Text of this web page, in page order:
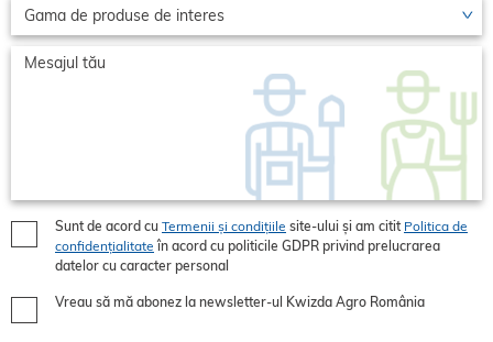
Sunt de acord cu Termenii și condițiile site-ului și am citit Politica de
confidențialitate în acord cu politicile GDPR privind prelucrarea
datelor cu caracter personal
Vreau să mă abonez la newsletter-ul Kwizda Agro România